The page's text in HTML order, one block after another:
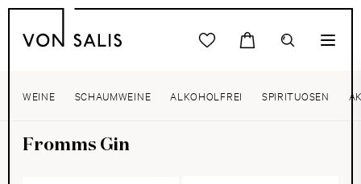
WEINE SCHAUMWEINE ALKOHOLFREI SPIRITUOSEN
Fromms Gin